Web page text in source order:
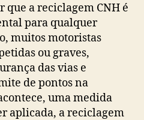
que a reciclagem CNH é
para qualquer
muitos motoristas
ou graves,
das vias e
de pontos na
uma medida
aplicada, a reciclagem